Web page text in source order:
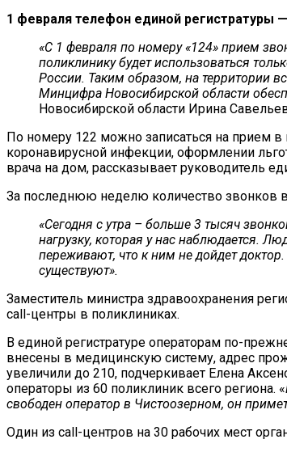
1 февраля телефон единой регистратуры
«С 1 февраля по номеру «124» прием
поликлинику будет использоваться
России. Таким образом, на территории
Минцифра Новосибирской области
Новосибирской области Ирина
По номеру 122 можно записаться на прием
коронавирусной инфекции, оформлении
врача на дом, рассказывает руководитель
За последнюю неделю количество звонков
«Сегодня с утра – больше 3 тысяч
нагрузку, которая у нас наблюдается.
переживают, что к ним не дойдет
существуют».
Заместитель министра здравоохранения
call-центры в поликлиниках.
В единой регистратуре операторам по-
внесены в медицинскую систему, адрес
увеличили до 210, подчеркивает Елена
операторы из 60 поликлиник всего региона. «
свободен оператор в Чистоозерном, он
Один из call-центров на 30 рабочих мест